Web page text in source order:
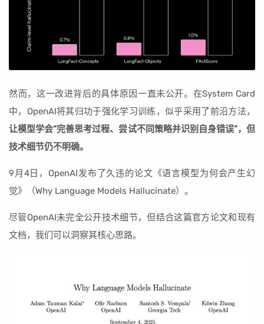
然而，这一改进背后的具体原因一直未公开。在System Card
中，OpenAI将其归功于强化学习训练，似乎采用了前沿方法，
让模型学会“完善思考过程、尝试不同策略并识别自身错误”，但
技术细节仍不明确。
9月4日，OpenAI发布了久违的论文《语言模型为何会产生幻
觉》（Why Language Models Hallucinate）。
尽管OpenAI未完全公开技术细节，但结合这篇官方论文和现有
文档，我们可以洞察其核心思路。